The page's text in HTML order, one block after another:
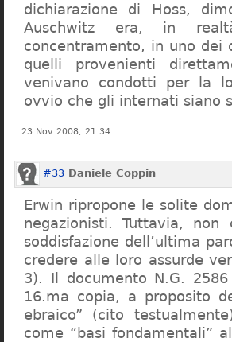
dichiarazione di Hoss,
Auschwitz era, in
concentramento, in uno
quelli provenienti
venivano condotti per la
ovvio che gli internati siano
23 Nov 2008, 21:34
#33 Daniele Coppin
Erwin ripropone le solite
negazionisti. Tuttavia,
soddisfazione dell’ultima
credere alle loro assurde
3). Il documento N.G.
16.ma copia, a proposito
ebraico” (cito
come “basi fondamentali”